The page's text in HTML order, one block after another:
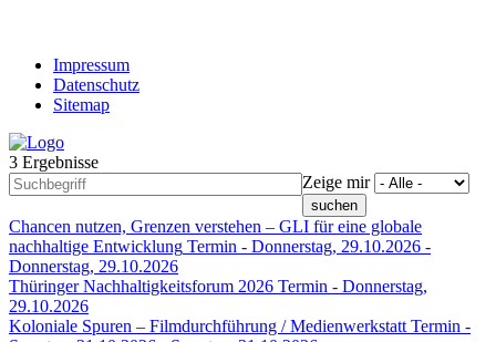
Footer
menu
Impressum
Datenschutz
Sitemap
3 Ergebnisse
Zeige mir
Chancen nutzen, Grenzen verstehen – GLI für eine globale
nachhaltige Entwicklung Termin - Donnerstag, 29.10.2026 -
Donnerstag, 29.10.2026
Thüringer Nachhaltigkeitsforum 2026 Termin - Donnerstag,
29.10.2026
Koloniale Spuren – Filmdurchführung / Medienwerkstatt Termin -